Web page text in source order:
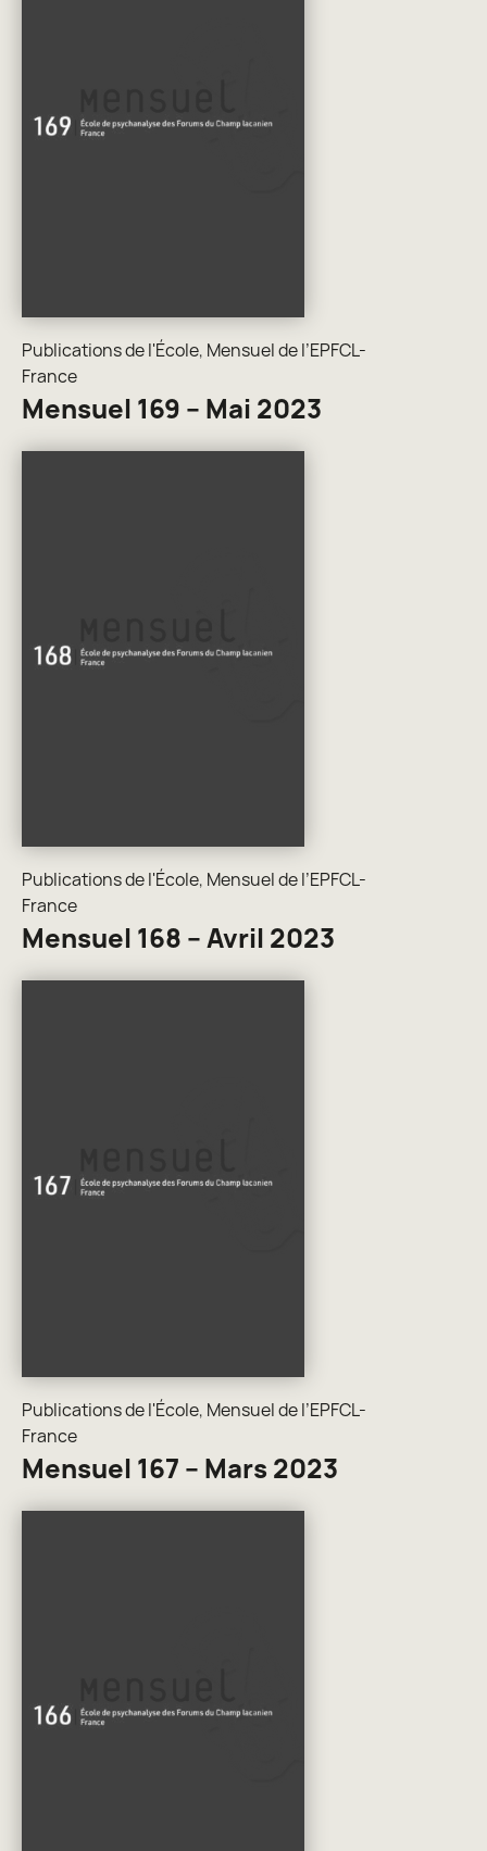
Publications de l'École, Mensuel de l’EPFCL-
France
Mensuel 169 – Mai 2023
Publications de l'École, Mensuel de l’EPFCL-
France
Mensuel 168 – Avril 2023
Publications de l'École, Mensuel de l’EPFCL-
France
Mensuel 167 – Mars 2023